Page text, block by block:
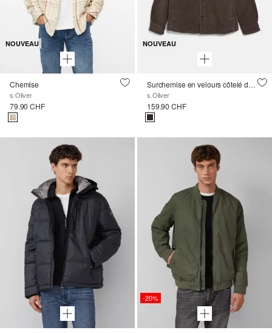
NOUVEAU
Chemise
s.Oliver
79.90 CHF
NOUVEAU
Surchemise en velours côtelé délavé avec poches poitrine
s.Oliver
159.90 CHF
-20%